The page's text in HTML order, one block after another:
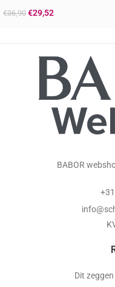
€36,90 €29,52
BABOR
Dit